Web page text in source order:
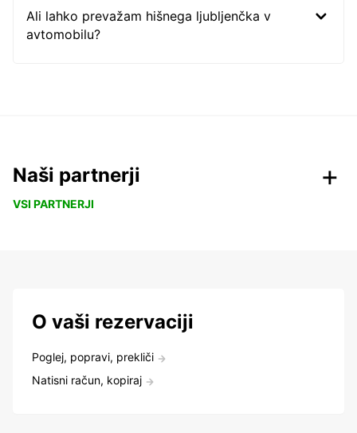
Ali lahko prevažam hišnega ljubljenčka v
avtomobilu?
Naši partnerji
VSI PARTNERJI
O vaši rezervaciji
Poglej, popravi, prekliči
Natisni račun, kopiraj